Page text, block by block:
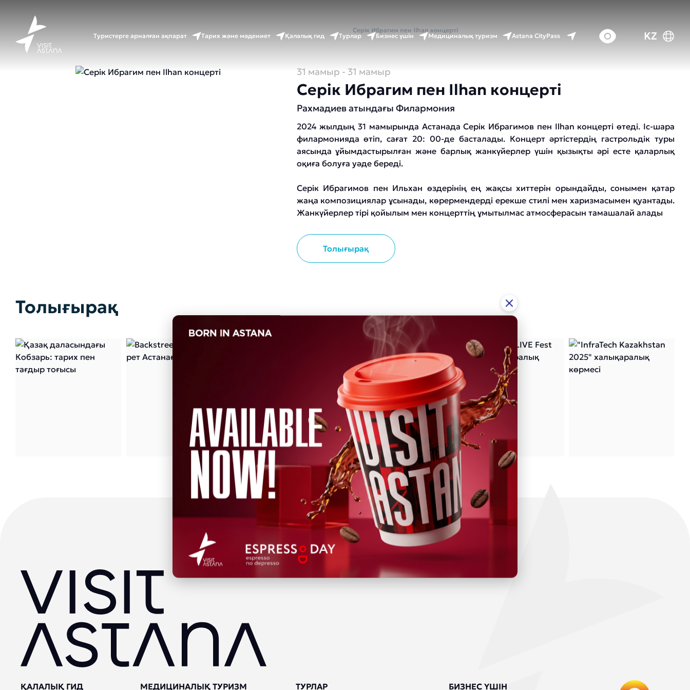
Туристерге арналған ақпарат Тарих және мәдениет Қалалық гид Турлар Бизнес үшін Медициналық туризм Astana CityPass KZ
Оқиғалар күнтізбесі Серік Ибрагим пен Ilhan концерті
31 мамыр - 31 мамыр
Серік Ибрагим пен Ilhan концерті
Рахмадиев атындағы Филармония
2024 жылдың 31 мамырында Астанада Серік Ибрагимов пен Ilhan концерті өтеді. Іс-шара
филармонияда өтіп, сағат 20: 00-де басталады. Концерт әртістердің гастрольдік туры
аясында ұйымдастырылған және барлық жанкүйерлер үшін қызықты әрі есте қаларлық
оқиға болуға уәде береді.
Серік Ибрагимов пен Ильхан өздерінің ең жақсы хиттерін орындайды, сонымен қатар
жаңа композициялар ұсынады, көрермендерді ерекше стилі мен харизмасымен қуантады.
Жанкүйерлер тірі қойылым мен концерттің ұмытылмас атмосферасын тамашалай алады
Толығырақ
Толығырақ
ҚАЛАЛЫҚ ГИД МЕДИЦИНАЛЫҚ ТУРИЗМ ТУРЛАР БИЗНЕС ҮШІН